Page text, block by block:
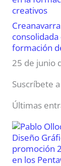
formación
25 de junio
Suscríbete
Últimas